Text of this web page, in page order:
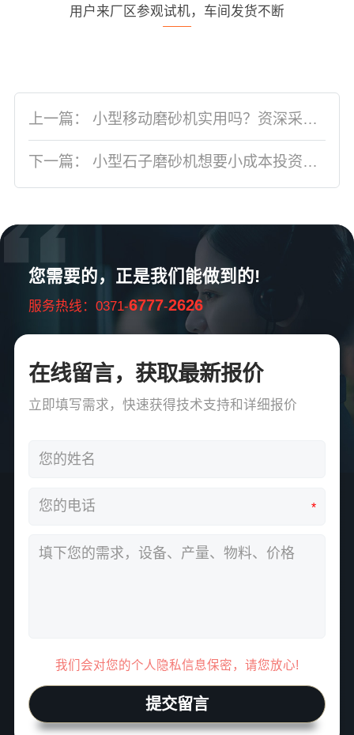
用户来厂区参观试机，车间发货不断
上一篇： 小型移动磨砂机实用吗？资深采购打沙设备人员现身解答
下一篇： 小型石子磨砂机想要小成本投资，选对型号是关键！
您需要的，正是我们能做到的!
服务热线：0371-6777-2626
在线留言，获取最新报价
立即填写需求，快速获得技术支持和详细报价
*
我们会对您的个人隐私信息保密，请您放心!
提交留言